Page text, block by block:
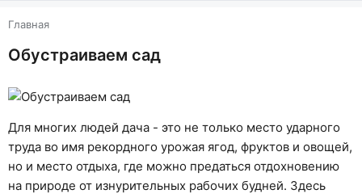
Происшествия
Город
Власть
Экономика
Общество
Главная
Обустраиваем сад
Для многих людей дача - это не только место ударного
труда во имя рекордного урожая ягод, фруктов и овощей,
но и место отдыха, где можно предаться отдохновению
на природе от изнурительных рабочих будней. Здесь